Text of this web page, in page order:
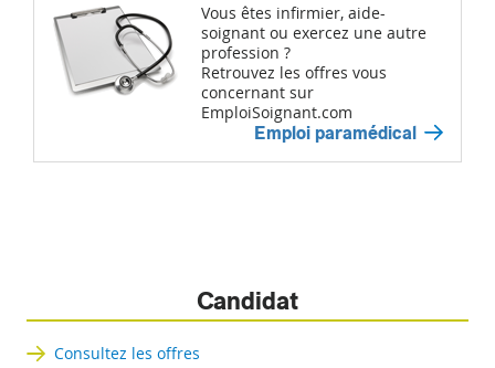
Vous êtes infirmier, aide-
soignant ou exercez une autre
profession ?
Retrouvez les offres vous
concernant sur
EmploiSoignant.com
Emploi paramédical
Candidat
Consultez les offres